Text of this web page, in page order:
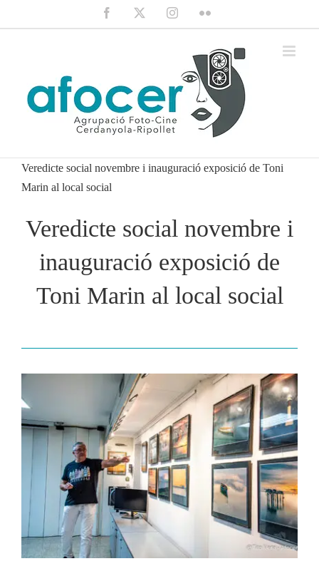
Facebook InstagramFlickr
Veredicte social novembre i inauguració exposició de Toni
Marin al local social
Veredicte social novembre i
inauguració exposició de
Toni Marin al local social